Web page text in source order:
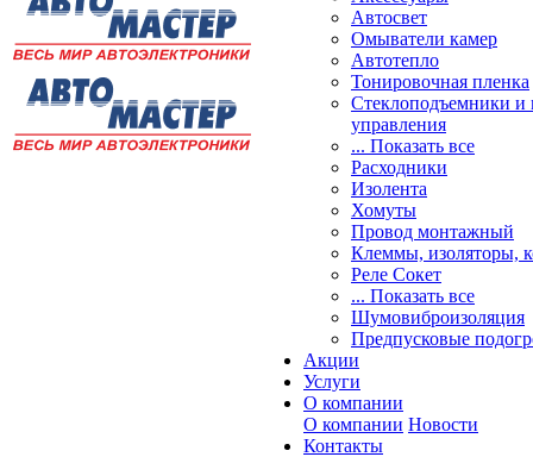
Автосвет
Омыватели камер
Автотепло
Тонировочная пленка
Стеклоподъемники и
управления
... Показать все
Расходники
Изолента
Хомуты
Провод монтажный
Клеммы, изоляторы,
Реле Сокет
... Показать все
Шумовиброизоляция
Предпусковые
Акции
Услуги
О компании
О компании Новости
Контакты